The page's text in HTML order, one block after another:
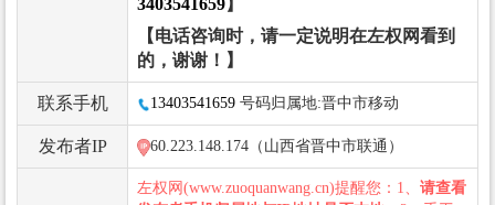
3403541659】
【电话咨询时，请一定说明在左权网看到
的，谢谢！】
联系手机 13403541659 号码归属地:晋中市移动
发布者IP 60.223.148.174（山西省晋中市联通）
左权网(www.zuoquanwang.cn)提醒您：1、 请查看